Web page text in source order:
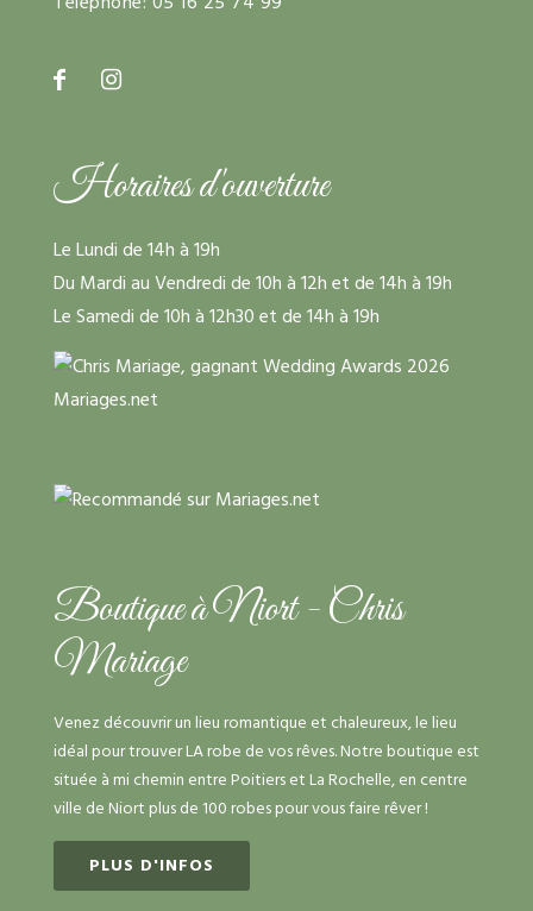
Horaires d'ouverture
Le Lundi de 14h à 19h
Du Mardi au Vendredi de 10h à 12h et de 14h à 19h
Le Samedi de 10h à 12h30 et de 14h à 19h
Boutique à Niort - Chris
Mariage
Venez découvrir un lieu romantique et chaleureux, le lieu
idéal pour trouver LA robe de vos rêves. Notre boutique est
située à mi chemin entre Poitiers et La Rochelle, en centre
ville de Niort plus de 100 robes pour vous faire rêver !
PLUS D'INFOS